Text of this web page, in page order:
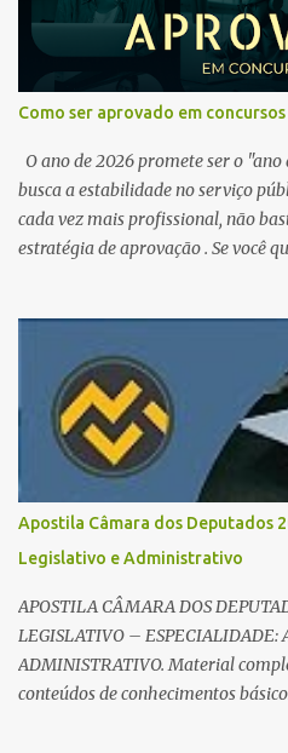
Como ser aprovado em concursos
O ano de 2026 promete ser o
busca a estabilidade no serviço
cada vez mais profissional, não
estratégia de aprovação . Se você
Edital Verticalizado Não comece a
de ouro é criar um edital
marque seu progresso (Teoria /
você perca tempo com conteúdos
bata todo o conteúdo
sucesso: Cronograma de estudos
para foco total; Foco em disciplinas
Direito Administrativo). 🔄 2.
Apostila Câmara dos Deputados
Legislativo e Administrativo
APOSTILA CÂMARA DOS
LEGISLATIVO – ESPECIALIDADE:
ADMINISTRATIVO. Material
conteúdos de conhecimentos